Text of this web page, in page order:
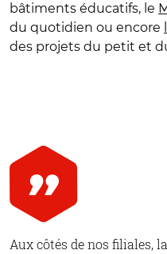
bâtiments éducatifs, le
du quotidien ou encore
des projets du petit et
Aux côtés de nos filiales,